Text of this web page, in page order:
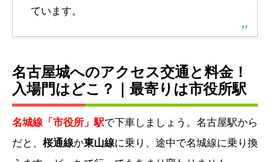
ています。
名古屋城へのアクセス交通と料金！
入場門はどこ？｜最寄りは市役所駅
名城線「市役所」駅で下車しましょう。名古屋駅から
だと、 桜通線か東山線に乗り、途中で名城線に乗り換